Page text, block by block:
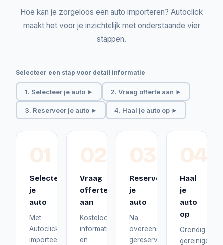
Hoe kan je zorgeloos een auto importeren? Autoclick
maakt het voor je inzichtelijk met onderstaande vier
stappen.
Selecteer een stap voor detail informatie
1. Selecteer je auto ► 2. Vraag offerte aan ►
3. Reserveer je auto ► 4. Haal je auto op ►
01
Selecteer
je
auto
Met
Autoclick
importeer
02
Vraag
offerte
aan
Kosteloos
informatie
en
03
Reserveer
je
auto
Na
overeenstemming
gereserveerd
04
Haal
je
auto
op
Grondig
gereinigd